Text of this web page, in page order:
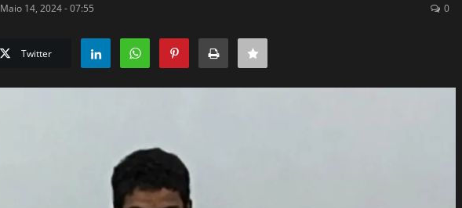
Maio 14, 2024 - 07:55 0
Twitter